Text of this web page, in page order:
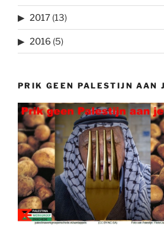
2017 (13)
2016 (5)
PRIK GEEN PALESTIJN AAN